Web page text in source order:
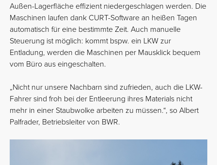
Außen-Lagerfläche effizient niedergeschlagen werden. Die
Maschinen laufen dank CURT-Software an heißen Tagen
automatisch für eine bestimmte Zeit. Auch manuelle
Steuerung ist möglich: kommt bspw. ein LKW zur
Entladung, werden die Maschinen per Mausklick bequem
vom Büro aus eingeschalten.
„Nicht nur unsere Nachbarn sind zufrieden, auch die LKW-
Fahrer sind froh bei der Entleerung ihres Materials nicht
mehr in einer Staubwolke arbeiten zu müssen.“, so Albert
Palfrader, Betriebsleiter von BWR.